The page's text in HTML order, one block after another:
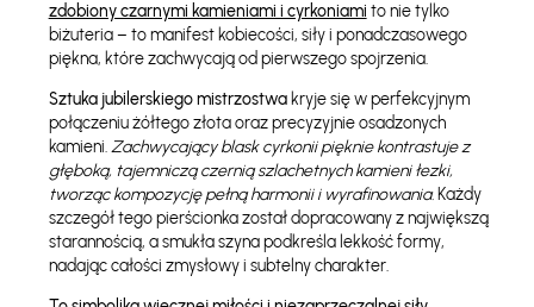
zdobiony czarnymi kamieniami i cyrkoniami to nie tylko
biżuteria – to manifest kobiecości, siły i ponadczasowego
piękna, które zachwycają od pierwszego spojrzenia.
Sztuka jubilerskiego mistrzostwakryje się w perfekcyjnym
połączeniu żółtego złota oraz precyzyjnie osadzonych
kamieni.Zachwycający blask cyrkonii pięknie kontrastuje z
głęboką, tajemniczą czernią szlachetnych kamieni łezki,
tworząc kompozycję pełną harmonii i wyrafinowania.Każdy
szczegół tego pierścionka został dopracowany z największą
starannością, a smukła szyna podkreśla lekkość formy,
nadając całości zmysłowy i subtelny charakter.